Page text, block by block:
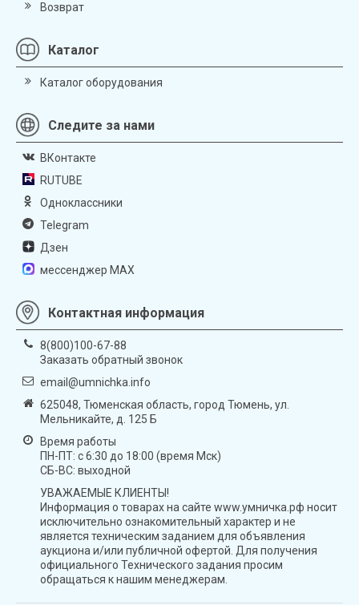
Возврат
Каталог
Каталог оборудования
Следите за нами
ВКонтакте
RUTUBE
Одноклассники
Telegram
Дзен
мессенджер MAX
Контактная информация
8(800)100-67-88
Заказать обратный звонок
email@umnichka.info
625048, Тюменская область, город Тюмень, ул.
Мельникайте, д. 125 Б
Время работы
ПН-ПТ: с 6:30 до 18:00 (время Мск)
СБ-ВС: выходной
УВАЖАЕМЫЕ КЛИЕНТЫ!
Информация о товарах на сайте www.умничка.рф носит
исключительно ознакомительный характер и не
является техническим заданием для объявления
аукциона и/или публичной офертой. Для получения
официального Технического задания просим
обращаться к нашим менеджерам.